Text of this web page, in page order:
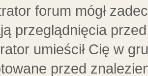
forum mógł
przeglądnięcia
umieścił Cię w
przed